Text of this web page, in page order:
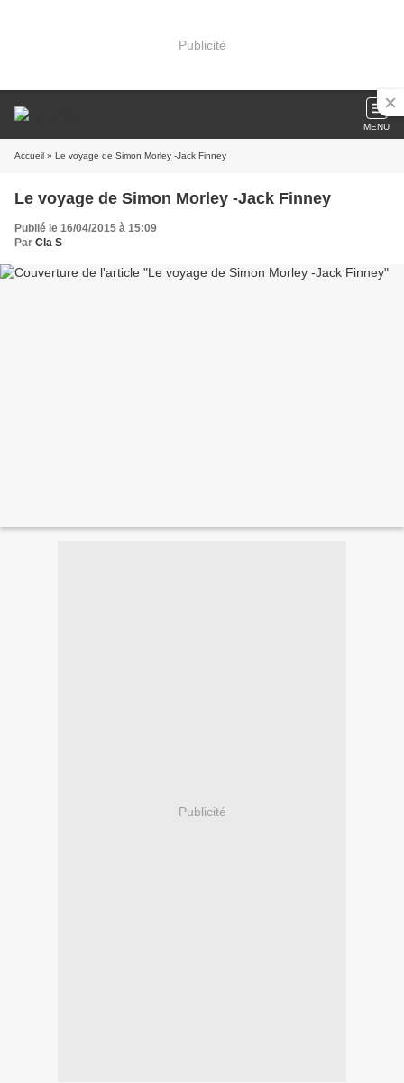
Publicité
MENU
Accueil » Le voyage de Simon Morley -Jack Finney
Le voyage de Simon Morley -Jack Finney
Publié le 16/04/2015 à 15:09
Par Cla S
Publicité